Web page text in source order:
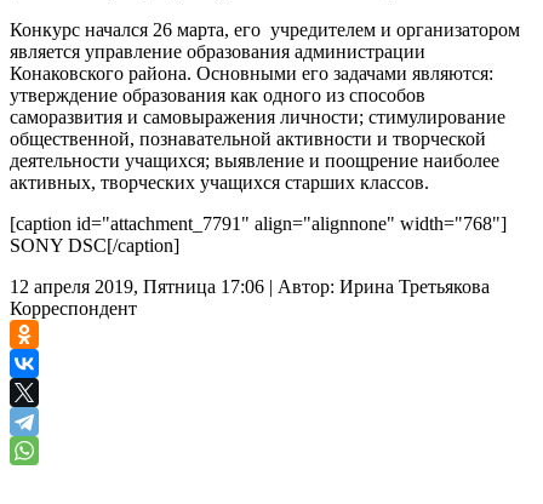
Конкурс начался 26 марта, его учредителем и организатором
является управление образования администрации
Конаковского района. Основными его задачами являются:
утверждение образования как одного из способов
саморазвития и самовыражения личности; стимулирование
общественной, познавательной активности и творческой
деятельности учащихся; выявление и поощрение наиболее
активных, творческих учащихся старших классов.
[caption id="attachment_7791" align="alignnone" width="768"]
SONY DSC[/caption]
12 апреля 2019, Пятница 17:06 | Автор: Ирина Третьякова
Корреспондент